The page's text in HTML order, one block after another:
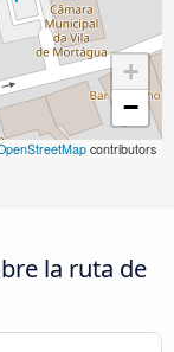
+
−
contributors
la ruta de